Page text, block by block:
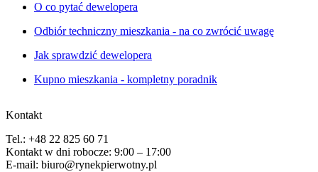
O co pytać dewelopera
Odbiór techniczny mieszkania - na co zwrócić uwagę
Jak sprawdzić dewelopera
Kupno mieszkania - kompletny poradnik
Kontakt
Tel.: +48 22 825 60 71
Kontakt w dni robocze: 9:00 – 17:00
E-mail: biuro@rynekpierwotny.pl